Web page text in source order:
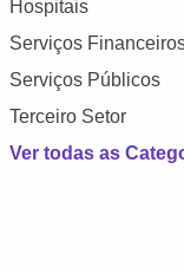
Hospitais
Serviços
Serviços Públicos
Terceiro Setor
Ver todas as